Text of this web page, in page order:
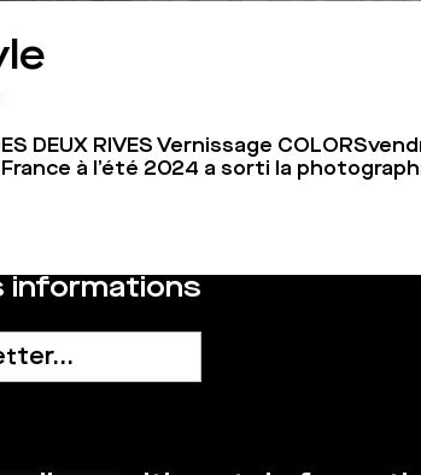
DEUX RIVES Vernissage
à l’été 2024 a sorti la
informations